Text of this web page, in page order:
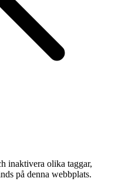
inaktivera olika taggar,
på denna webbplats.